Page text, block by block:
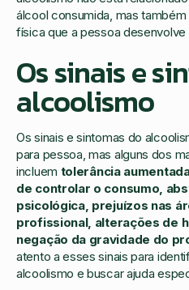
álcool consumida, mas
física que a pessoa
Os sinais e
alcoolismo
Os sinais e sintomas do
para pessoa, mas alguns dos
incluem tolerância
de controlar o consumo,
psicológica, prejuízos nas
profissional, alterações de
negação da gravidade do
atento a esses sinais para
alcoolismo e buscar ajuda